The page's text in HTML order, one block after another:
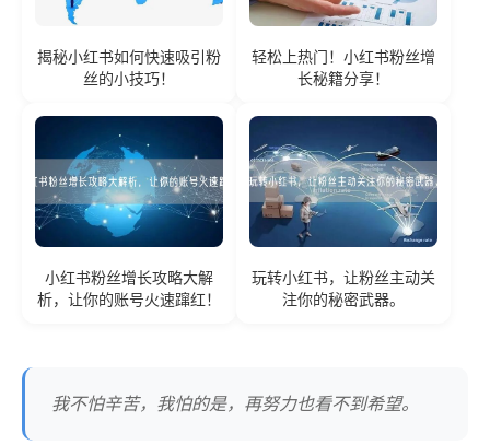
揭秘小红书如何快速吸引粉
丝的小技巧！
轻松上热门！小红书粉丝增
长秘籍分享！
小红书粉丝增长攻略大解
析，让你的账号火速蹿红！
玩转小红书，让粉丝主动关
注你的秘密武器。
我不怕辛苦，我怕的是，再努力也看不到希望。